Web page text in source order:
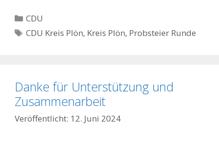
Kategorien
CDU
Schlagwörter
CDU Kreis Plön, Kreis Plön, Probsteier Runde
Danke für Unterstützung und
Zusammenarbeit
12. Juni 2024